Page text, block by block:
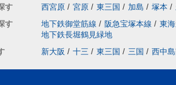
す
西宮原 / 宮原 / 東三国 / 加島 / 塚本 /
す
地下鉄御堂筋線 / 阪急宝塚本線 / 東
地下鉄長堀鶴見緑地
新大阪 / 十三 / 東三国 / 三国 / 西中